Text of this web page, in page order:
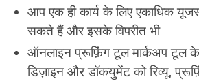
आप एक ही कार्य के लिए एकाधिक
सकते हैं और इसके विपरीत भी
ऑनलाइन प्रूफ़िंग टूल मार्कअप टूल के
डिज़ाइन और डॉकयुमेंट को रिव्यू,